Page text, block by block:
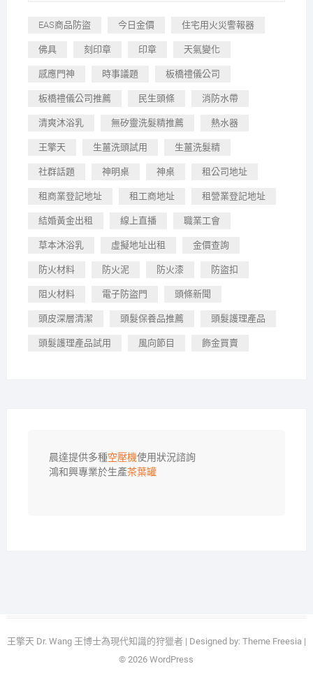
EAS商品防盜 今日金價 住宅用火災警報器
佛具 刻印章 印章 天氣變化
感應門神 時事議題 板橋禮儀公司
板橋禮儀公司推薦 民生頭條 消防水帶
清爽沐浴乳 無矽靈洗髮精推薦 熱水器
王擎天 生薑洗頭試用 生薑洗髮精
社群話題 神明桌 神桌 租公司地址
租商業登記地址 租工商地址 租營業登記地址
結婚黃金出租 線上直播 職業工會
草本沐浴乳 虛擬地址出租 金價查詢
防火材料 防火泥 防火漆 防盜扣
阻火材料 電子防盜門 頭條新聞
頭皮深層清潔 頭髮保養品推薦 頭髮護理產品
頭髮護理產品試用 風向節目 飾金買賣
晨達提供多種空壓機使用狀況諮詢
鴻和興專業於生產茶葉罐
王擎天 Dr. Wang 王博士為現代知識的狩獵者| Designed by: Theme Freesia|
© 2026WordPress